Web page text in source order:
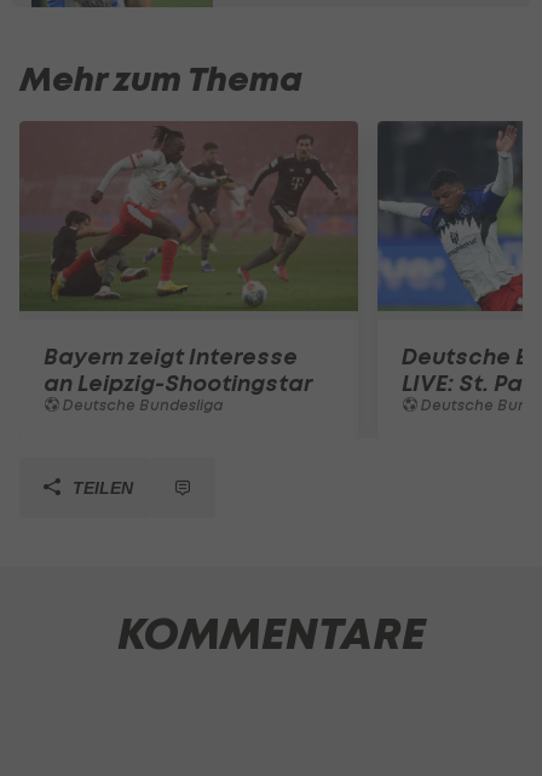
Mehr zum Thema
Bayern zeigt Interesse
an Leipzig-Shootingstar
Deutsche Bundesliga
Deutsche
LIVE: St.
Deutsche
TEILEN
KOMMENTARE